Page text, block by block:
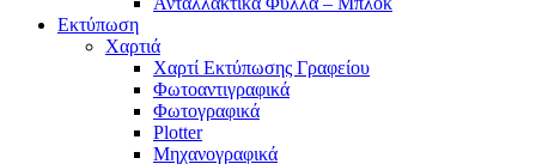
Εκτύπωση
Χαρτιά
Χαρτί Εκτύπωσης Γραφείου
Φωτοαντιγραφικά
Φωτογραφικά
Plotter
Μηχανογραφικά